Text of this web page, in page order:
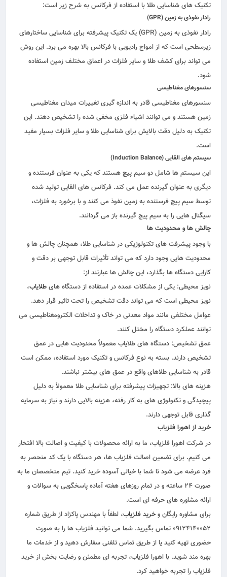
تکنیک های شناسایی طلا با استفاده از فرکانس به شرح زیر است:
رادار نفوذی به زمین (GPR)
رادار نفوذی به زمین (GPR) یک تکنیک پیشرفته برای شناسایی ساختارهای
زیرسطحی است که از امواج رادیویی با فرکانس بالا بهره می‌ برد. این روش
می‌ تواند برای کشف طلا و سایر فلزات در اعماق مختلف زمین استفاده
شود.
سنسورهای مغناطیسی
سنسورهای مغناطیسی قادر به اندازه‌ گیری تغییرات میدان مغناطیسی
زمین هستند و می‌ توانند اشیاء فلزی مخفی شده را تشخیص دهند. این
تکنیک به دلیل دقت بالایش برای شناسایی طلا و سایر فلزات بسیار مفید
است.
سیستم‌ های القایی (Induction Balance)
این سیستم‌ ها شامل دو سیم‌ پیچ هستند که یکی به عنوان فرستنده و
دیگری به عنوان گیرنده عمل می‌ کند. فرکانس‌ های القایی تولید شده
توسط سیم‌ پیچ فرستنده به زمین نفوذ می‌ کنند و با برخورد به فلزات،
سیگنال‌ هایی را به سیم‌ پیچ گیرنده باز می‌ گردانند.
چالش‌ ها و محدودیت‌ ها
با وجود پیشرفت‌ های تکنولوژیکی در شناسایی طلا، همچنان چالش‌ ها و
محدودیت‌ هایی وجود دارد که می‌ تواند تأثیرات قابل توجهی بر دقت و
کارایی دستگاه‌ ها بگذارد، این چالش ها عبارتند از:
نویز محیطی: یکی از مشکلات عمده در استفاده از دستگاه‌ های طلایاب،
نویز محیطی است که می‌ تواند دقت تشخیص را تحت تاثیر قرار دهد.
عوامل مختلفی مانند مواد معدنی در خاک و تداخلات الکترومغناطیسی می‌
توانند عملکرد دستگاه را مختل کنند.
عمق تشخیص: دستگاه‌ های طلایاب معمولاً محدودیت‌ هایی در عمق
تشخیص دارند. بسته به نوع فرکانس و تکنیک مورد استفاده، ممکن است
قادر به شناسایی طلاهای واقع در عمق‌ های بیشتر نباشند.
هزینه‌ های بالا: تجهیزات پیشرفته برای شناسایی طلا معمولاً به دلیل
پیچیدگی و تکنولوژی‌ های به کار رفته، هزینه بالایی دارند و نیاز به سرمایه‌
گذاری قابل توجهی دارند.
خرید از اهورا فلزیاب
در شرکت اهورا فلزیاب، ما به ارائه محصولات با کیفیت و اصالت بالا افتخار
می‌ کنیم. برای تضمین اصالت فلزیاب‌ ها، هر دستگاه با یک کد منحصر به
فرد عرضه می‌ شود تا شما با خیالی آسوده خرید کنید. تیم متخصصان ما به
صورت ۲۴ ساعته و در تمام روزهای هفته آماده پاسخگویی به سوالات و
ارائه مشاوره‌ های حرفه‌ ای است.
برای مشاوره رایگان و خرید فلزیاب، لطفاً با مهندس پاکزاد از طریق شماره
۰۹۱۲۴۱۴۰۰۵۲ تماس بگیرید. شما می‌ توانید فلزیاب‌ ها را به‌ صورت
حضوری تهیه کنید یا از طریق تماس تلفنی سفارش دهید و از خدمات ما
بهره‌ مند شوید. با اهورا فلزیاب، تجربه‌ ای مطمئن و رضایت‌ بخش از خرید
فلزیاب را تجربه خواهید کرد.